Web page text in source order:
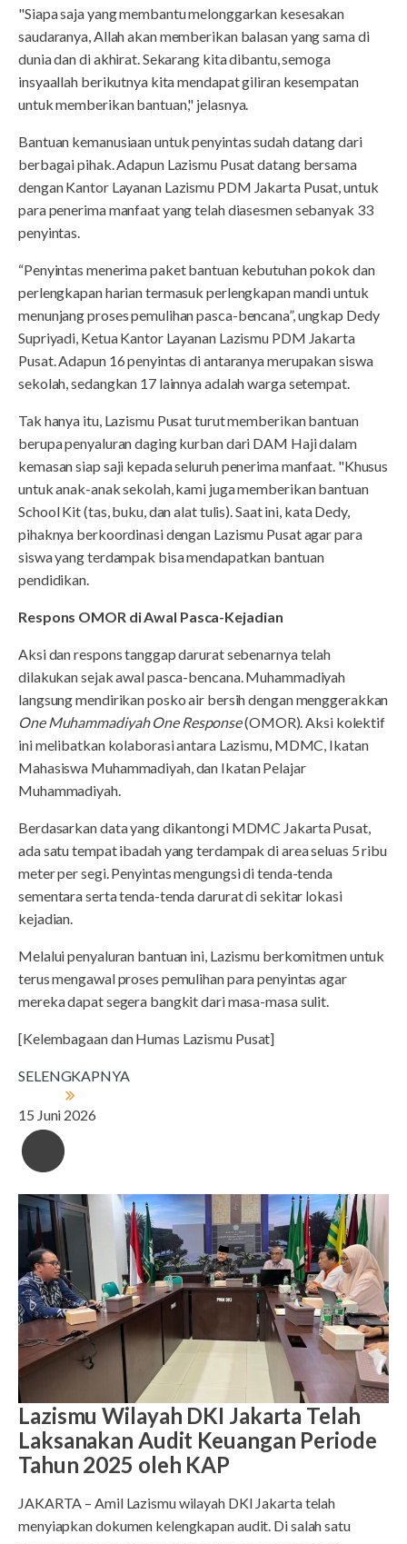
"Siapa saja yang membantu melonggarkan kesesakan
saudaranya, Allah akan memberikan balasan yang sama di
dunia dan di akhirat. Sekarang kita dibantu, semoga
insyaallah berikutnya kita mendapat giliran kesempatan
untuk memberikan bantuan," jelasnya.
Bantuan kemanusiaan untuk penyintas sudah datang dari
berbagai pihak. Adapun Lazismu Pusat datang bersama
dengan Kantor Layanan Lazismu PDM Jakarta Pusat, untuk
para penerima manfaat yang telah diasesmen sebanyak 33
penyintas.
“Penyintas menerima paket bantuan kebutuhan pokok dan
perlengkapan harian termasuk perlengkapan mandi untuk
menunjang proses pemulihan pasca-bencana”, ungkap Dedy
Supriyadi, Ketua Kantor Layanan Lazismu PDM Jakarta
Pusat. Adapun 16 penyintas di antaranya merupakan siswa
sekolah, sedangkan 17 lainnya adalah warga setempat.
Tak hanya itu, Lazismu Pusat turut memberikan bantuan
berupa penyaluran daging kurban dari DAM Haji dalam
kemasan siap saji kepada seluruh penerima manfaat. "Khusus
untuk anak-anak sekolah, kami juga memberikan bantuan
School Kit (tas, buku, dan alat tulis). Saat ini, kata Dedy,
pihaknya berkoordinasi dengan Lazismu Pusat agar para
siswa yang terdampak bisa mendapatkan bantuan
pendidikan.
Respons OMOR di Awal Pasca-Kejadian
Aksi dan respons tanggap darurat sebenarnya telah
dilakukan sejak awal pasca-bencana. Muhammadiyah
langsung mendirikan posko air bersih dengan menggerakkan
One Muhammadiyah One Response(OMOR). Aksi kolektif
ini melibatkan kolaborasi antara Lazismu, MDMC, Ikatan
Mahasiswa Muhammadiyah, dan Ikatan Pelajar
Muhammadiyah.
Berdasarkan data yang dikantongi MDMC Jakarta Pusat,
ada satu tempat ibadah yang terdampak di area seluas 5 ribu
meter per segi. Penyintas mengungsi di tenda-tenda
sementara serta tenda-tenda darurat di sekitar lokasi
kejadian.
Melalui penyaluran bantuan ini, Lazismu berkomitmen untuk
terus mengawal proses pemulihan para penyintas agar
mereka dapat segera bangkit dari masa-masa sulit.
[Kelembagaan dan Humas Lazismu Pusat]
SELENGKAPNYA
15 Juni 2026
Lazismu Wilayah DKI Jakarta Telah
Laksanakan Audit Keuangan Periode
Tahun 2025 oleh KAP
JAKARTA – Amil Lazismu wilayah DKI Jakarta telah
menyiapkan dokumen kelengkapan audit. Di salah satu